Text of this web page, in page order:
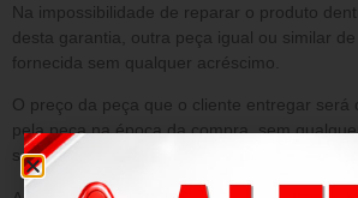
Na impossibilidade de reparar o produto
desta garantia, outra peça igual ou similar
fornecida sem qualquer acréscimo.
O preço da peça que o cliente entregar será
pela peça na época da compra, sem
será o que constar no sistema da loja.